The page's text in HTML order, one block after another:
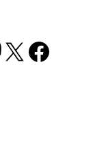
auf Mastodon
X Folgt uns auf